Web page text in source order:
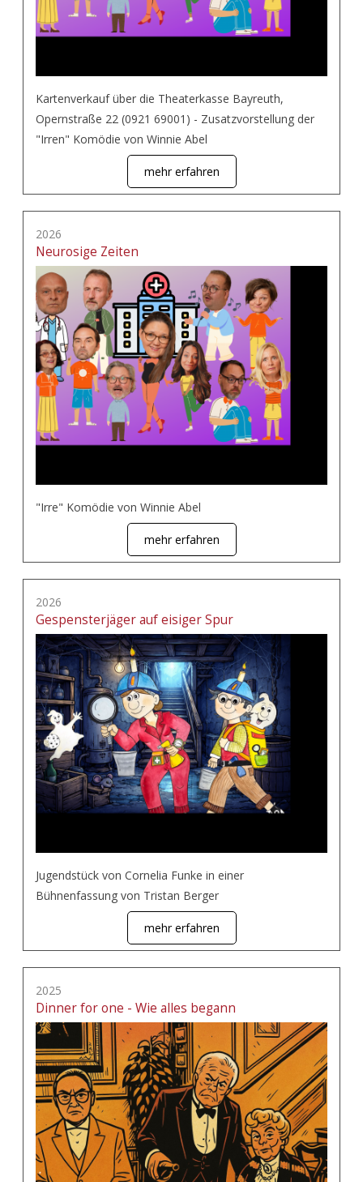
Kartenverkauf über die Theaterkasse Bayreuth,
Opernstraße 22 (0921 69001) - Zusatzvorstellung der
"Irren" Komödie von Winnie Abel
mehr erfahren
2026
Neurosige Zeiten
"Irre" Komödie von Winnie Abel
mehr erfahren
2026
Gespensterjäger auf eisiger Spur
Jugendstück von Cornelia Funke in einer
Bühnenfassung von Tristan Berger
mehr erfahren
2025
Dinner for one - Wie alles begann